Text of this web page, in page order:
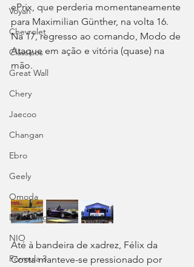
Voyah
Chevrolet
Clássicos
Great Wall
Chery
Jaecoo
Changan
Ebro
Geely
Omoda
Dongfeng
NIO
Fórmula 3
ePrix, que perderia momentaneamente
para Maximilian Günther, na volta 16.
Na 17, regresso ao comando, Modo de
Ataque em ação e vitória (quase) na
mão.
Até à bandeira de xadrez, Félix da
Costa manteve-se pressionado por